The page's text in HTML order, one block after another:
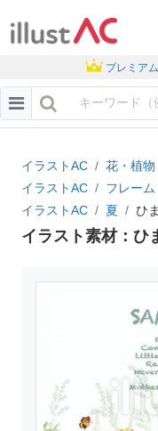
プレミア
イラストAC 花・植物
イラストAC
フレーム
イラストAC
夏 ひ
イラスト素材：ひ